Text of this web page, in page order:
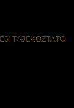
TÁJÉKOZTATÓ